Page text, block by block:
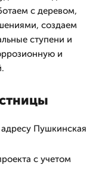
с деревом,
создаем
ступени и
и
Пушкинская
с учетом